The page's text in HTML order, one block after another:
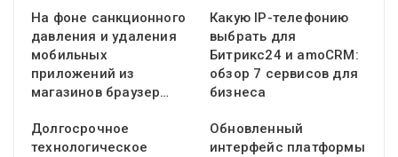
На фоне санкционного
давления и удаления
мобильных
приложений из
магазинов браузер…
Какую IP-телефонию
выбрать для
Битрикс24 и amoCRM:
обзор 7 сервисов для
бизнеса
Долгосрочное
технологическое
Обновленный
интерфейс платформы